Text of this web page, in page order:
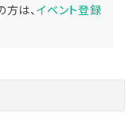
は、イベント登録